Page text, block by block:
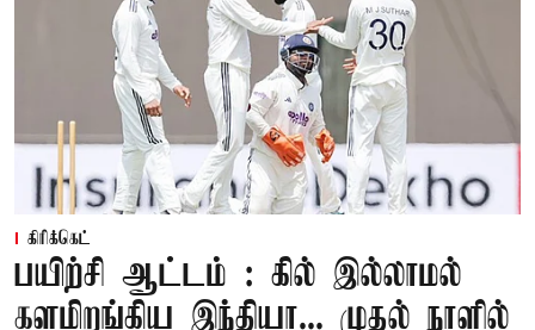
கிரிக்கெட்
பயிற்சி ஆட்டம் : கில் இல்லாமல்
களமிறங்கிய இந்தியா... முதல் நாளில்